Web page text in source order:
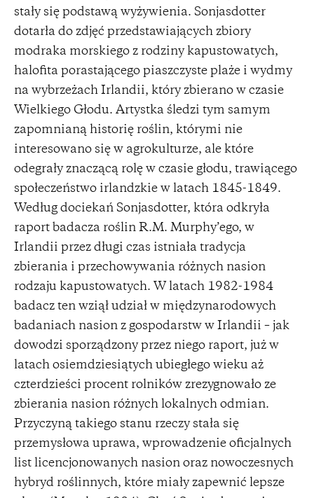
stały się podstawą wyżywienia. Sonjasdotter
dotarła do zdjęć przedstawiających zbiory
modraka morskiego z rodziny kapustowatych,
halofita porastającego piaszczyste plaże i wydmy
na wybrzeżach Irlandii, który zbierano w czasie
Wielkiego Głodu. Artystka śledzi tym samym
zapomnianą historię roślin, którymi nie
interesowano się w agrokulturze, ale które
odegrały znaczącą rolę w czasie głodu, trawiącego
społeczeństwo irlandzkie w latach 1845-1849.
Według dociekań Sonjasdotter, która odkryła
raport badacza roślin R.M. Murphy’ego, w
Irlandii przez długi czas istniała tradycja
zbierania i przechowywania różnych nasion
rodzaju kapustowatych. W latach 1982-1984
badacz ten wziął udział w międzynarodowych
badaniach nasion z gospodarstw w Irlandii – jak
dowodzi sporządzony przez niego raport, już w
latach osiemdziesiątych ubiegłego wieku aż
czterdzieści procent rolników zrezygnowało ze
zbierania nasion różnych lokalnych odmian.
Przyczyną takiego stanu rzeczy stała się
przemysłowa uprawa, wprowadzenie oficjalnych
list licencjonowanych nasion oraz nowoczesnych
hybryd roślinnych, które miały zapewnić lepsze